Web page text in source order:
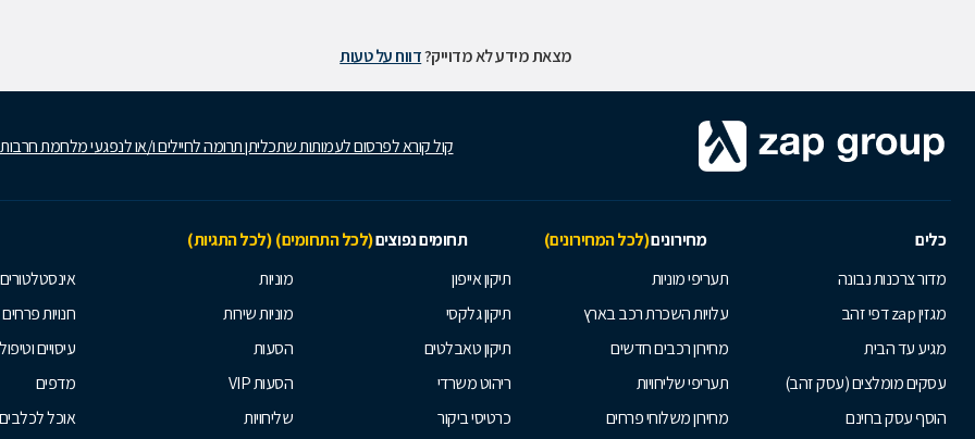
מצאת מידע לא מדוייק?דווח על טעות
קול קורא לפרסום לעמותות שתכליתן תרומה לחיילים ו/או לנפגעי מלחמת
כלים מחירונים(לכל המחירונים) תחומים נפוצים(לכל התחומים) (לכל התגיות)
מדור צרכנות נבונה
מגזין zap דפי זהב
מגיע עד הבית
עסקים מומלצים (עסק זהב)
הוסף עסק בחינם
תעריפי מוניות
עלויות השכרת רכב בארץ
מחירון רכבים חדשים
תעריפי שליחויות
מחירון משלוחי פרחים
תיקון אייפון
תיקון גלקסי
תיקון טאבלטים
ריהוט משרדי
כרטיסי ביקור
מוניות
מוניות שירות
הסעות
הסעות VIP
שליחויות
אינסטלטורים
חנויות פרחים
עיסויים
מדפים
אוכל לכלבים